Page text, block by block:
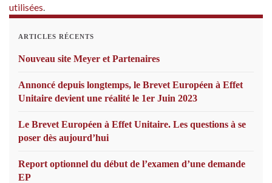
utilisées.
ARTICLES RÉCENTS
Nouveau site Meyer et Partenaires
Annoncé depuis longtemps, le Brevet Européen à Effet
Unitaire devient une réalité le 1er Juin 2023
Le Brevet Européen à Effet Unitaire. Les questions à se
poser dès aujourd’hui
Report optionnel du début de l’examen d’une demande
EP